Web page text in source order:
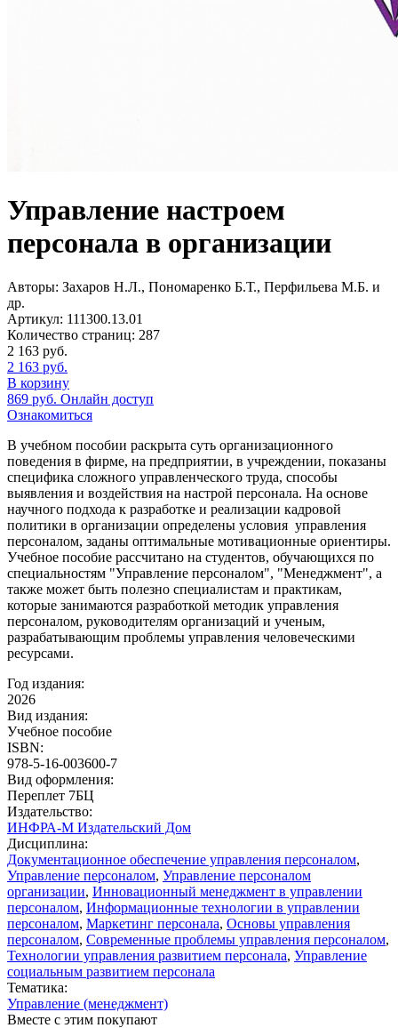
Управление настроем
персонала в организации
Авторы: Захаров Н.Л., Пономаренко Б.Т., Перфильева М.Б. и
др.
Артикул: 111300.13.01
Количество страниц: 287
2 163 руб.
2 163 руб.
В корзину
869 руб. Онлайн доступ
Ознакомиться
В учебном пособии раскрыта суть организационного
поведения в фирме, на предприятии, в учреждении, показаны
специфика сложного управленческого труда, способы
выявления и воздействия на настрой персонала. На основе
научного подхода к разработке и реализации кадровой
политики в организации определены условия управления
персоналом, заданы оптимальные мотивационные ориентиры.
Учебное пособие рассчитано на студентов, обучающихся по
специальностям "Управление персоналом", "Менеджмент", а
также может быть полезно специалистам и практикам,
которые занимаются разработкой методик управления
персоналом, руководителям организаций и ученым,
разрабатывающим проблемы управления человеческими
ресурсами.
Год издания:
2026
Вид издания:
Учебное пособие
ISBN:
978-5-16-003600-7
Вид оформления:
Переплет 7БЦ
Издательство:
ИНФРА-М Издательский Дом
Дисциплина:
Документационное обеспечение управления персоналом,
Управление персоналом, Управление персоналом
организации, Инновационный менеджмент в управлении
персоналом, Информационные технологии в управлении
персоналом, Маркетинг персонала, Основы управления
персоналом, Современные проблемы управления персоналом,
Технологии управления развитием персонала, Управление
социальным развитием персонала
Тематика:
Управление (менеджмент)
Вместе с этим покупают